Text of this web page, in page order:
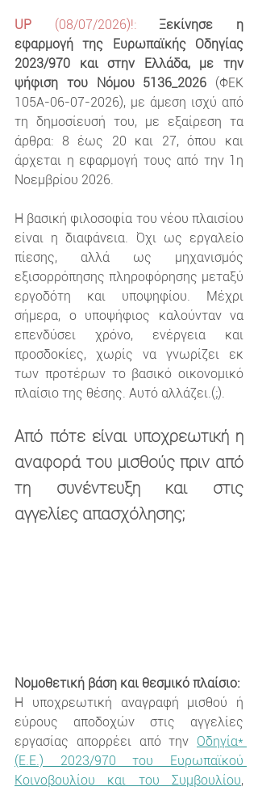
UP (08/07/2026)!:
Ξεκίνησε η
εφαρμογή της Ευρωπαϊκής Οδηγίας
2023/970 και στην Ελλάδα, με την
ψήφιση του Νόμου 5136_2026 (ΦΕΚ
105Α-06-07-2026), με άμεση ισχύ από
τη δημοσίευσή του, με εξαίρεση τα
άρθρα: 8 έως 20 και 27, όπου και
άρχεται η εφαρμογή τους από την 1η
Νοεμβρίου 2026.
Η βασική φιλοσοφία του νέου πλαισίου
είναι η διαφάνεια. Όχι ως εργαλείο
πίεσης, αλλά ως μηχανισμός
εξισορρόπησης πληροφόρησης μεταξύ
εργοδότη και υποψηφίου. Μέχρι
σήμερα, ο υποψήφιος καλούνταν να
επενδύσει χρόνο, ενέργεια και
προσδοκίες, χωρίς να γνωρίζει εκ
των προτέρων το βασικό οικονομικό
πλαίσιο της θέσης. Αυτό αλλάζει.(;).
Από πότε είναι υποχρεωτική η
αναφορά του μισθούς πριν από
τη συνέντευξη και στις
αγγελίες απασχόλησης;
Νομοθετική βάση και θεσμικό πλαίσιο:
Η υποχρεωτική αναγραφή μισθού ή
εύρους αποδοχών στις αγγελίες
εργασίας απορρέει από την Οδηγία*
(Ε.Ε.) 2023/970 του Ευρωπαϊκού
Κοινοβουλίου και του Συμβουλίου,